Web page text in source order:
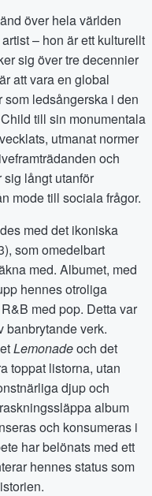
över hela världen
– hon är ett kulturellt
sig över tre decennier
att vara en global
ledsångerska i den
till sin monumentala
utmanat normer
och
långt utanför
mode till sociala frågor.
med det ikoniska
som omedelbart
med. Albumet, med
hennes otroliga
med pop. Detta var
banbrytande verk.
Lemonadeoch det
toppat listorna, utan
djup och
album
och konsumeras i
har belönats med ett
hennes status som